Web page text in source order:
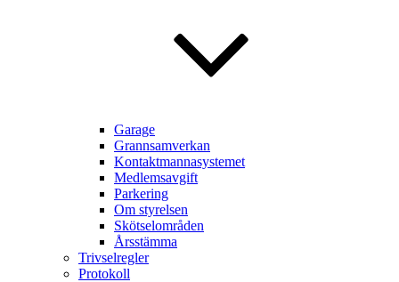
Garage
Grannsamverkan
Kontaktmannasystemet
Medlemsavgift
Parkering
Om styrelsen
Skötselområden
Årsstämma
Trivselregler
Protokoll